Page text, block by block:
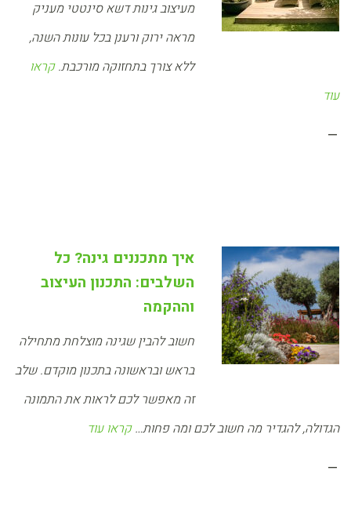
מעיצוב גינות דשא סינטטי מעניק
מראה ירוק ורענן בכל עונות השנה,
ללא צורך בתחזוקה מורכבת.קראו
עוד
–
איך מתכננים גינה? כל
השלבים: התכנון העיצוב
וההקמה
חשוב להבין שגינה מוצלחת מתחילה
בראש ובראשונה בתכנון מוקדם. שלב
זה מאפשר לכם לראות את התמונה
הגדולה, להגדיר מה חשוב לכם ומה פחות…קראו עוד
–